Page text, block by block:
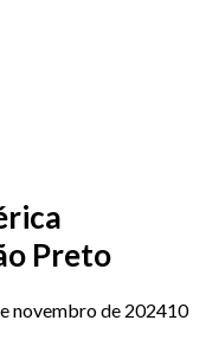
Preto
novembro de 202410